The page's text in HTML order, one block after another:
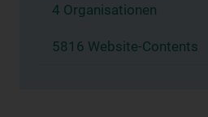
4 Organisationen
5816 Website-Contents